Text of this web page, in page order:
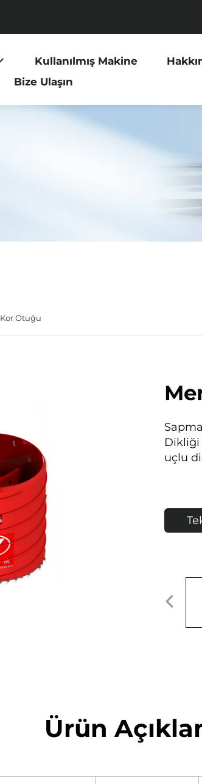
Kullanılmış Makine
Bize Ulaşın
Kor Otuğu
Dikliği
uçlu
Ürün